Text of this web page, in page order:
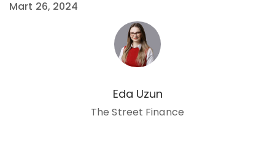
Mart 26, 2024
Eda Uzun
The Street Finance